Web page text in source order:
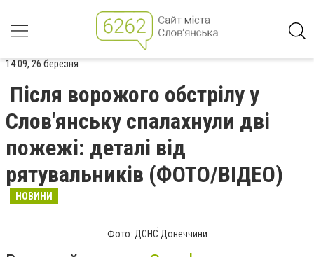
14:09, 26 березня
Після ворожого обстрілу у
Слов'янську спалахнули дві
пожежі: деталі від
рятувальників (ФОТО/ВІДЕО)
НОВИНИ
Фото: ДСНС Донеччини